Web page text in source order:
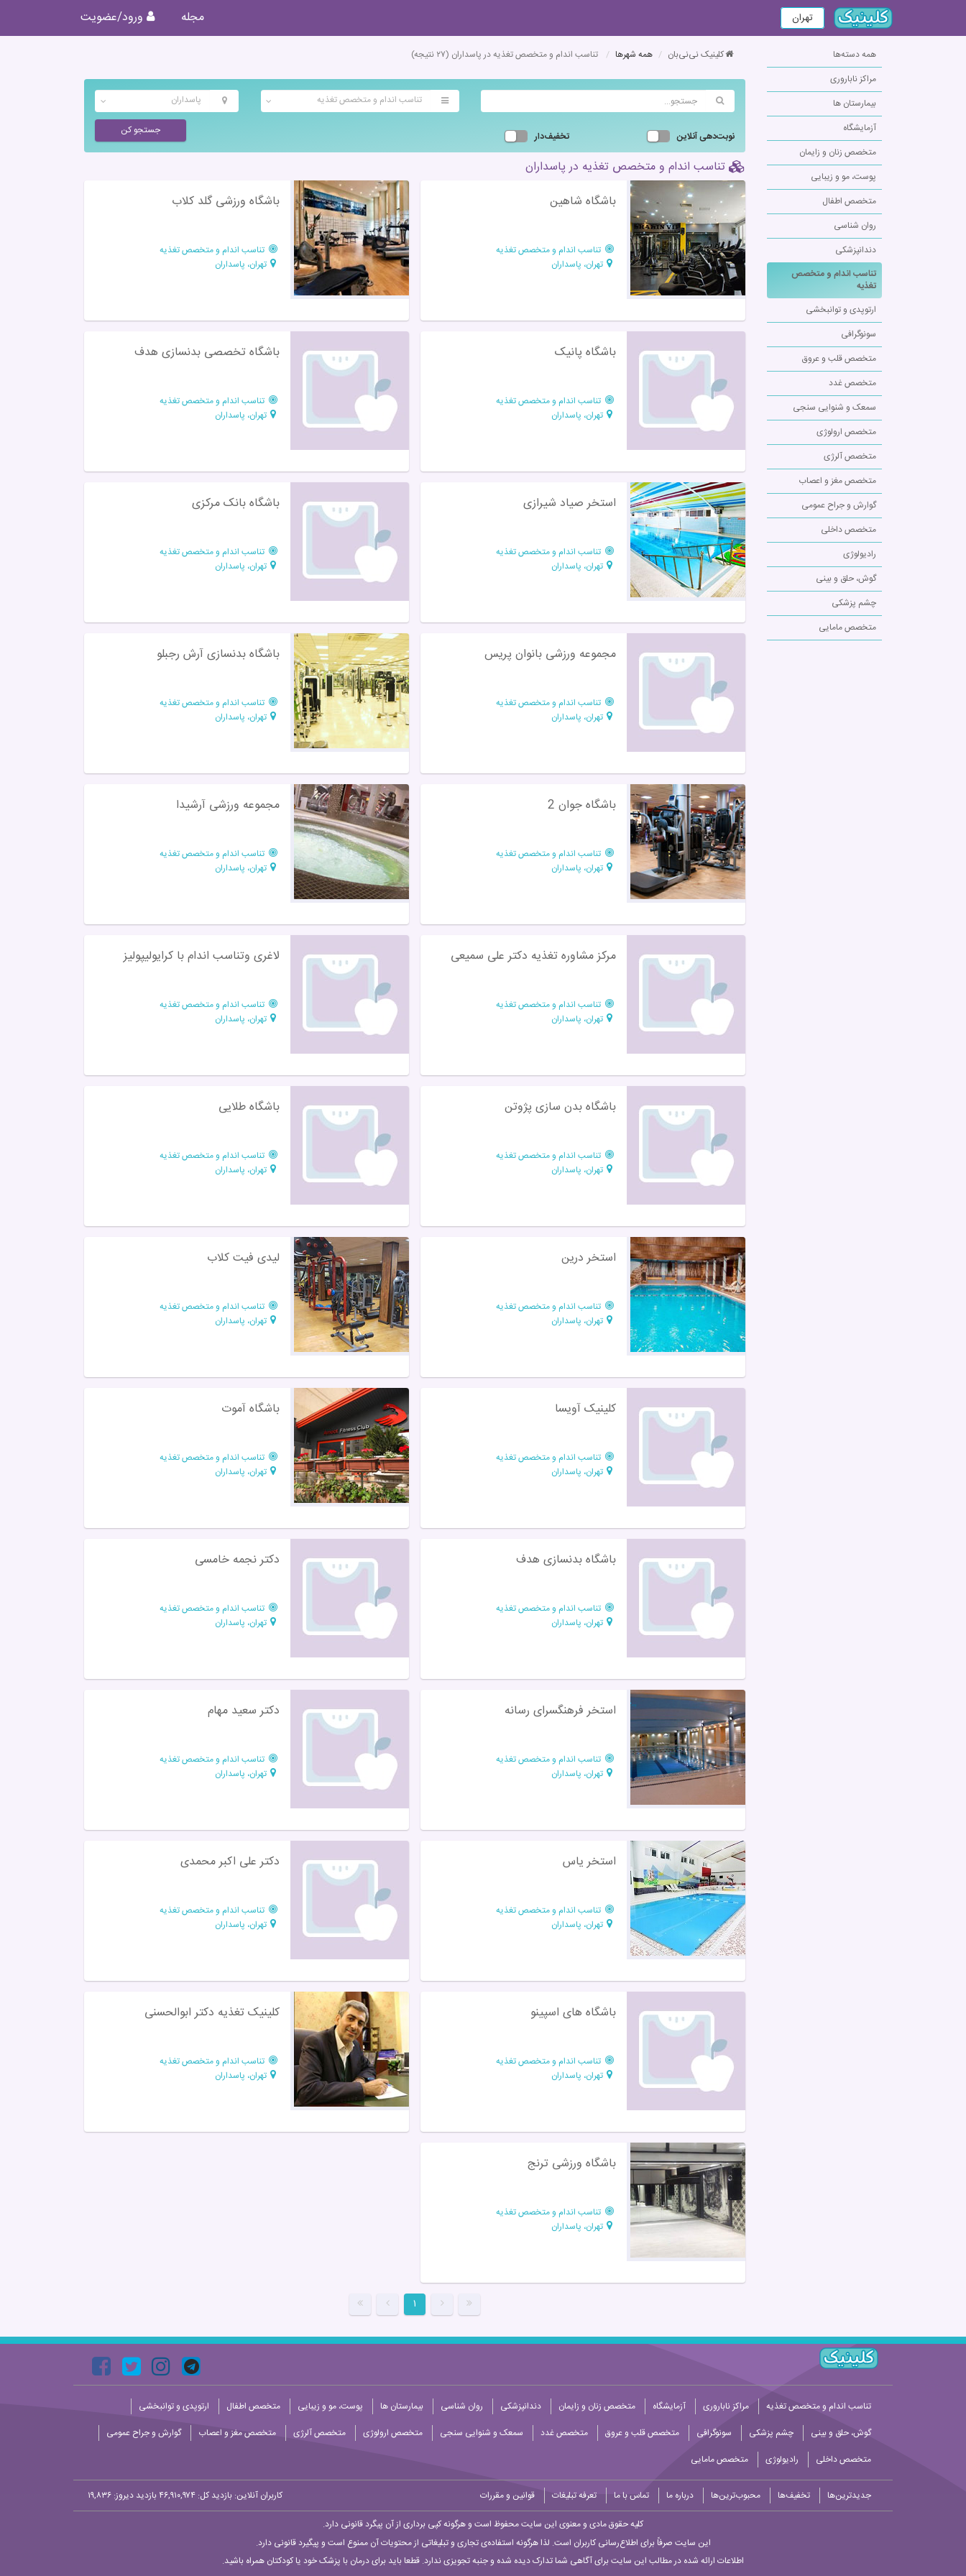
تهران مجله ورود/عضویت
همه دسته‌ها
مراکز ناباروری
بیمارستان ها
آزمایشگاه
متخصص زنان و زایمان
پوست، مو و زیبایی
متخصص اطفال
روان شناسی
دندانپزشکی
تناسب اندام و متخصص
تغذیه
ارتوپدی و توانبخشی
سونوگرافی
متخصص قلب و عروق
متخصص غدد
سمعک و شنوایی سنجی
متخصص ارولوژی
متخصص آلرژی
متخصص مغز و اعصاب
گوارش و جراح عمومی
متخصص داخلی
رادیولوژی
گوش، حلق و بینی
چشم پزشکی
متخصص مامایی
کلینیک نی‌نی‌بان همه شهرها تناسب اندام و متخصص تغذیه در پاسداران (۲۷ نتیجه)
تناسب اندام و متخصص تغذیه پاسداران
نوبت‌دهی آنلاین تخفیف‌دار جستجو کن
تناسب اندام و متخصص تغذیه در پاسداران
باشگاه شاهین
تناسب اندام و متخصص تغذیه
تهران، پاسداران
باشگاه ورزشی گلد کلاب
تناسب اندام و متخصص تغذیه
تهران، پاسداران
باشگاه پانیک
تناسب اندام و متخصص تغذیه
تهران، پاسداران
باشگاه تخصصی بدنسازی هدف
تناسب اندام و متخصص تغذیه
تهران، پاسداران
استخر صیاد شیرازی
تناسب اندام و متخصص تغذیه
تهران، پاسداران
باشگاه بانک مرکزی
تناسب اندام و متخصص تغذیه
تهران، پاسداران
مجموعه ورزشی بانوان پریس
تناسب اندام و متخصص تغذیه
تهران، پاسداران
باشگاه بدنسازی آرش رجبلو
تناسب اندام و متخصص تغذیه
تهران، پاسداران
باشگاه جوان 2
تناسب اندام و متخصص تغذیه
تهران، پاسداران
مجموعه ورزشی آرشیدا
تناسب اندام و متخصص تغذیه
تهران، پاسداران
مرکز مشاوره تغذیه دکتر علی سمیعی
تناسب اندام و متخصص تغذیه
تهران، پاسداران
لاغری وتناسب اندام با کرایولیپولیز
تناسب اندام و متخصص تغذیه
تهران، پاسداران
باشگاه بدن سازی پژوتن
تناسب اندام و متخصص تغذیه
تهران، پاسداران
باشگاه طلایی
تناسب اندام و متخصص تغذیه
تهران، پاسداران
استخر درین
تناسب اندام و متخصص تغذیه
تهران، پاسداران
لیدی فیت کلاب
تناسب اندام و متخصص تغذیه
تهران، پاسداران
کلینیک آویسا
تناسب اندام و متخصص تغذیه
تهران، پاسداران
باشگاه آموت
تناسب اندام و متخصص تغذیه
تهران، پاسداران
باشگاه بدنسازی هدف
تناسب اندام و متخصص تغذیه
تهران، پاسداران
دکتر نجمه خامسی
تناسب اندام و متخصص تغذیه
تهران، پاسداران
استخر فرهنگسرای رسانه
تناسب اندام و متخصص تغذیه
تهران، پاسداران
دکتر سعید مهام
تناسب اندام و متخصص تغذیه
تهران، پاسداران
استخر یاس
تناسب اندام و متخصص تغذیه
تهران، پاسداران
دکتر علی اکبر محمدی
تناسب اندام و متخصص تغذیه
تهران، پاسداران
باشگاه های اسپينو
تناسب اندام و متخصص تغذیه
تهران، پاسداران
کلینیک تغذیه دکتر ابوالحسنی
تناسب اندام و متخصص تغذیه
تهران، پاسداران
باشگاه ورزشی ترنج
تناسب اندام و متخصص تغذیه
تهران، پاسداران
۱
تناسب اندام و متخصص تغذیه مراکز ناباروری آزمایشگاه متخصص زنان و زایمان دندانپزشکی روان شناسی بیمارستان ها پوست، مو و زیبایی متخصص اطفال
ارتوپدی و توانبخشی
گوش، حلق و بینی
چشم پزشکی سونوگرافی متخصص قلب و عروق متخصص غدد سمعک و شنوایی سنجی متخصص ارولوژی متخصص آلرژی متخصص مغز و اعصاب
گوارش و جراح عمومی
متخصص داخلی
رادیولوژی متخصص مامایی
جدیدترین‌ها تخفیف‌ها محبوب‌ترین‌ها درباره ما تماس با ما تعرفه تبلیغات قوانین و مقررات کاربران آنلاین: بازدید کل: ۴۶,۹۱۰,۹۷۴
بازدید دیروز: ۱۹,۸۳۶
کلیه حقوق مادی و معنوی این سایت محفوظ است و هرگونه کپی برداری از آن پیگرد قانونی دارد.
این سایت صرفاً برای اطلاع‌رسانی کاربران است. لذا هرگونه استفاده‌ی تجاری و تبلیغاتی از محتویات آن ممنوع است و پیگیرد قانونی دارد.
اطلاعات ارائه شده در مطالب این سایت برای آگاهی شما تدارک دیده شده و جنبه تجویزی ندارد. قطعا باید برای درمان با پزشک خود یا کودکتان همراه باشید.